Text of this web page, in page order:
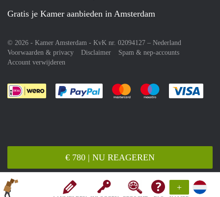
+
€ 780 | NU REAGEREN
Gratis je Kamer aanbieden in Amsterdam
© 2026 - Kamer Amsterdam - KvK nr. 02094127 – Nederland
Voorwaarden & privacy
Disclaimer
Spam & nep-accounts
Account verwijderen
Je rekent gemakkelijk af met Paypal
Je rekent gemakkelijk af met
Je rekent